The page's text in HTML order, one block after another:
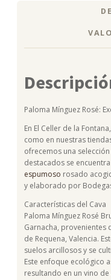
Paloma Mínguez Rosé:
En El Celler de la
como en nuestras
ofrecemos una
destacados se
espumoso rosado
y elaborado por
Características del Cava
Paloma Mínguez Rosé
Garnacha, provenientes
de Requena, Valencia.
suelos arcillosos y se
Este enfoque ecológico
resultando en un vino